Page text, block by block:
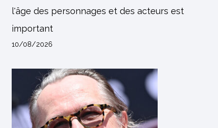
l'âge des personnages et des acteurs est
important
10/08/2026